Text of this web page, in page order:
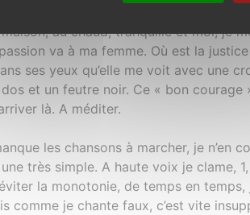
minutes, me dit « et vous avez laissé
au chaud, tranquille et moi, je
va à ma femme. Où est la justice
ses yeux qu’elle me voit avec une
dos et un feutre noir. Ce « bon courage
là. A méditer.
les chansons à marcher, je n’en
très simple. A haute voix je clame,
la monotonie, de temps en temps,
comme je chante faux, c’est vite